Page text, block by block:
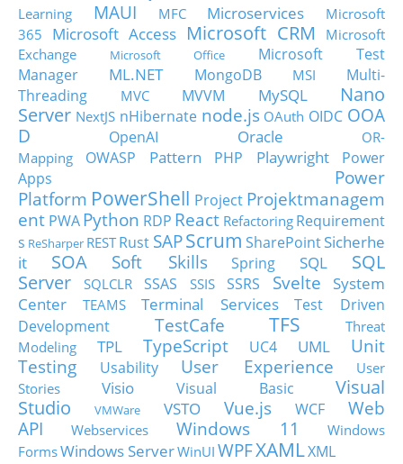
Learning
MAUI MFC Microservices
Microsoft
365
Microsoft Access Microsoft CRM
Microsoft
Exchange
Microsoft Office
Microsoft Test
Manager
ML.NET MongoDB MSI
Multi-
Threading
MVC MVVM MySQL
Nano
Server NextJS nHibernate node.js OAuth OIDC OOA
D
OpenAI Oracle
OR-
Mapping
OWASP Pattern PHP Playwright
Power
Apps
Power
Platform PowerShell Project Projektmanagem
ent PWA Python RDP React Refactoring Requirement
s ReSharper RESTRust SAPScrum SharePointSicherhe
it
SOA Soft Skills Spring SQL
SQL
Server
SQLCLR SSAS SSIS SSRS Svelte
System
Center
TEAMS Terminal Services
Test Driven
Development
TestCafe TFS
Threat
Modeling
TPL TypeScript UC4 UML
Unit
Testing
Usability User Experience
User
Stories
Visio Visual Basic
Visual
Studio
VMWare VSTO Vue.js WCF
Web
API
Webservices Windows 11
Windows
FormsWindows ServerWinUI WPFXAMLXML